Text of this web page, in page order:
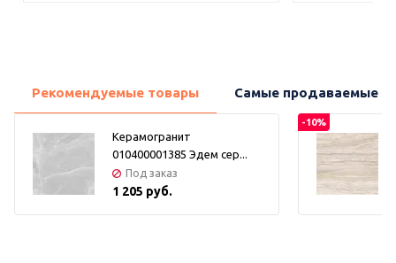
Рекомендуемые товары Самые продаваемые
Керамогранит
010400001385 Эдем сер...
Под заказ
1 205 руб.
-10%